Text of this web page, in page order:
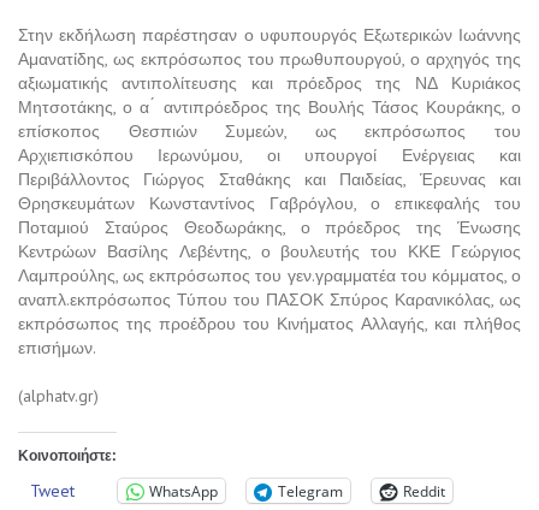
Στην εκδήλωση παρέστησαν ο υφυπουργός Εξωτερικών Ιωάννης
Αμανατίδης, ως εκπρόσωπος του πρωθυπουργού, ο αρχηγός της
αξιωματικής αντιπολίτευσης και πρόεδρος της ΝΔ Κυριάκος
Μητσοτάκης, ο α ́ αντιπρόεδρος της Βουλής Τάσος Κουράκης, ο
επίσκοπος Θεσπιών Συμεών, ως εκπρόσωπος του
Αρχιεπισκόπου Ιερωνύμου, οι υπουργοί Ενέργειας και
Περιβάλλοντος Γιώργος Σταθάκης και Παιδείας, Έρευνας και
Θρησκευμάτων Κωνσταντίνος Γαβρόγλου, ο επικεφαλής του
Ποταμιού Σταύρος Θεοδωράκης, ο πρόεδρος της Ένωσης
Κεντρώων Βασίλης Λεβέντης, ο βουλευτής του ΚΚΕ Γεώργιος
Λαμπρούλης, ως εκπρόσωπος του γεν.γραμματέα του κόμματος, ο
αναπλ.εκπρόσωπος Τύπου του ΠΑΣΟΚ Σπύρος Καρανικόλας, ως
εκπρόσωπος της προέδρου του Κινήματος Αλλαγής, και πλήθος
επισήμων.
(alphatv.gr)
Κοινοποιήστε:
Tweet WhatsApp Telegram
Reddit